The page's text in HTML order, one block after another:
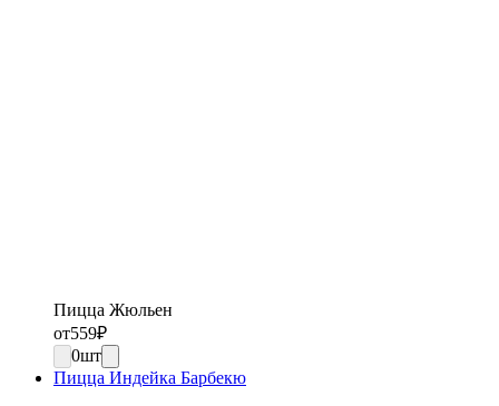
Пицца Жюльен
от559₽
0шт
Пицца Индейка Барбекю